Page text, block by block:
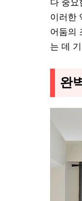
이러한
어둠의
는 데
완